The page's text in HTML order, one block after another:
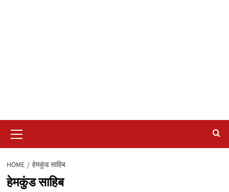
Menu
HOME हेमकुंड साहिब
हेमकुंड साहिब